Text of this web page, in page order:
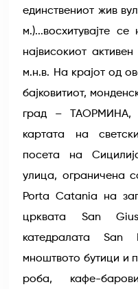
единствениот жив
м.)...восхитувајте
највисокиот
м.н.в. На крајот од
бајковитиот,
град – ТАОРМИНА,
картата на
посета на
улица, ограничена
Porta Catania на
црквата San
катедралата
мноштвото бутици и
роба, кафе-